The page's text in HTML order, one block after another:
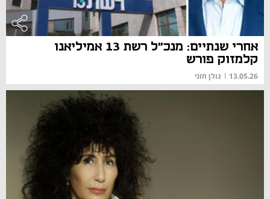
אחרי שנתיים: מנכ"ל רשת 13 אמיליאנו
קלמזוק פורש
13.05.26
| גולן חזני